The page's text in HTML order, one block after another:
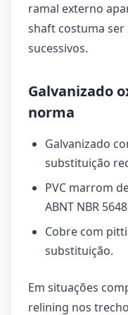
ramal externo
shaft costuma
sucessivos.
Galvanizado
norma
Galvanizado
substituição
PVC marrom
ABNT NBR
Cobre com
substituição.
Em situações
relining nos